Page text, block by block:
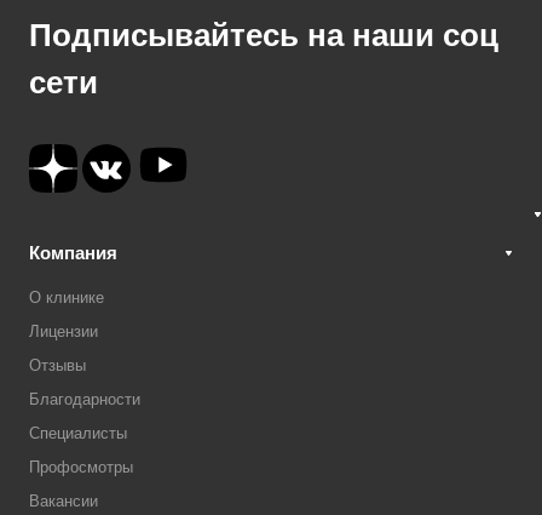
Подписывайтесь на наши соц
сети
Компания
О клинике
Лицензии
Отзывы
Благодарности
Специалисты
Профосмотры
Вакансии